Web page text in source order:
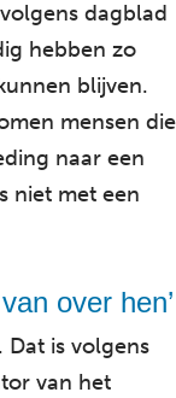
dagblad
hebben zo
blijven.
mensen die
naar een
niet met een
over hen’
is volgens
van het